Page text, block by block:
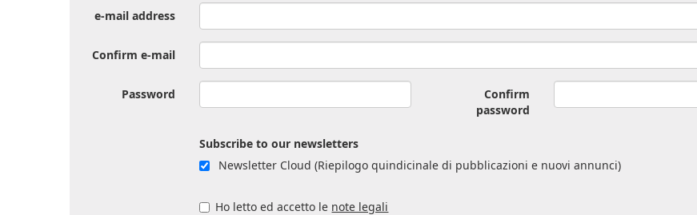
e-mail address
Confirm e-mail
Password
Confirm
password
Subscribe to our newsletters
Newsletter Cloud (Riepilogo quindicinale di pubblicazioni e nuovi annunci)
Ho letto ed accetto le note legali